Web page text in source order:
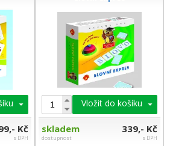
Kč
s DPH
Vložit do košíku
skladem
dostupnost
339,- Kč
s DPH